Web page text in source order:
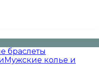
браслеты
Мужские колье и